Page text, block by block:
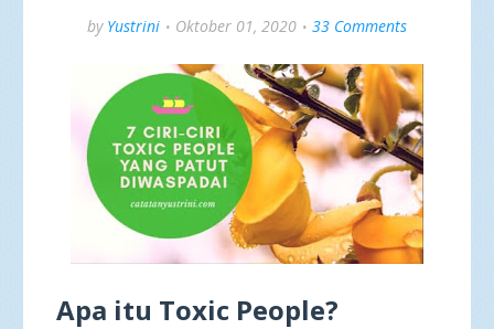
by Yustrini Oktober 01, 2020 33 Comments
Apa itu Toxic People?